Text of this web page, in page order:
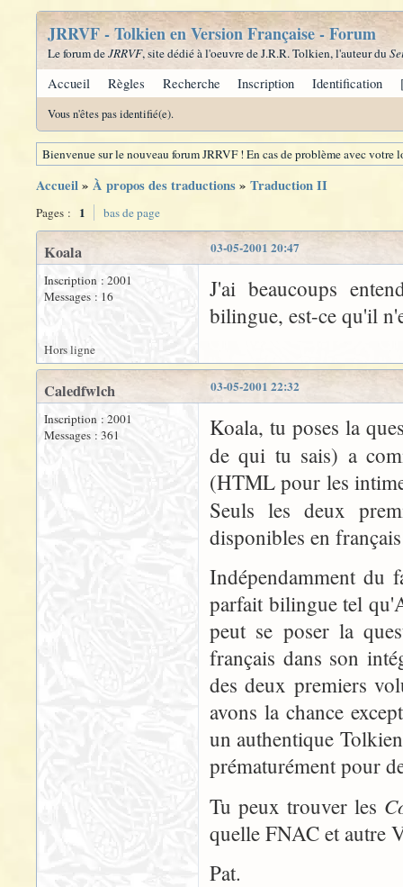
JRRVF - Tolkien en Version Française - Forum
Le forum deJRRVF, site dédié à l'oeuvre de J.R.R. Tolkien, l'auteur du
Accueil Règles Recherche Inscription Identification
Vous n'êtes pas identifié(e).
Bienvenue sur le nouveau forum JRRVF ! En cas de problème avec
Accueil» À propos des traductions» Traduction II
Pages : 1 bas de page
03-05-2001 20:47
Koala
Inscription : 2001
Messages : 16
J'ai beaucoups
bilingue, est-ce qu'il
Hors ligne
03-05-2001 22:32
Caledfwlch
Inscription : 2001
Messages : 361
Koala, tu poses la
de qui tu sais) a
(HTML pour les
Seuls les deux
disponibles en
Indépendamment du
parfait bilingue tel
peut se poser la
français dans son
des deux premiers
avons la chance
un authentique
prématurément pour
Tu peux trouver les
quelle FNAC et autre
Pat.